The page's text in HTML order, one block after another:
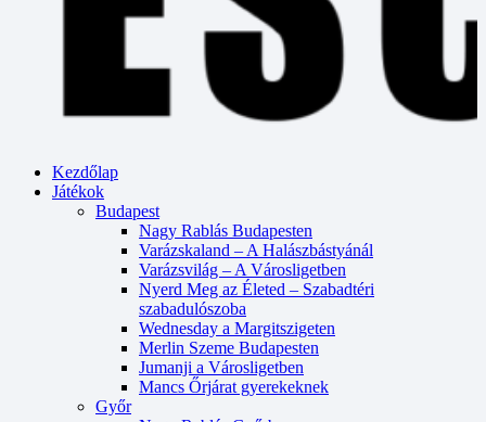
Kezdőlap
Játékok
Budapest
Nagy Rablás Budapesten
Varázskaland – A Halászbástyánál
Varázsvilág – A Városligetben
Nyerd Meg az Életed – Szabadtéri
szabadulószoba
Wednesday a Margitszigeten
Merlin Szeme Budapesten
Jumanji a Városligetben
Mancs Őrjárat gyerekeknek
Győr